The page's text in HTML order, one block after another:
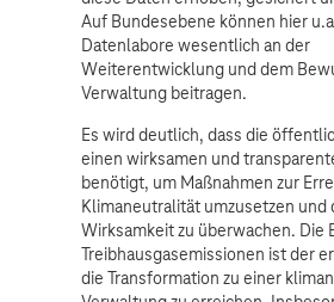
Auf Bundesebene können hier
Datenlabore wesentlich an der
Weiterentwicklung und dem
Verwaltung beitragen.
Es wird deutlich, dass die
einen wirksamen und
benötigt, um Maßnahmen zur
Klimaneutralität umzusetzen und
Wirksamkeit zu überwachen. Die
Treibhausgasemissionen ist der
die Transformation zu einer